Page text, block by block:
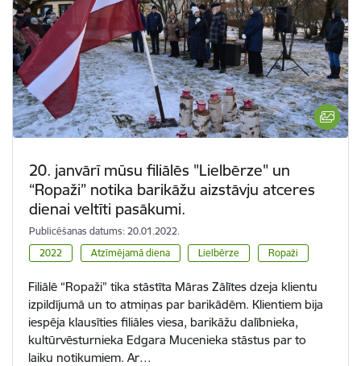
20. janvārī mūsu filiālēs "Lielbērze" un
“Ropaži” notika barikāžu aizstāvju atceres
dienai veltīti pasākumi.
Publicēšanas datums: 20.01.2022.
2022
Atzīmējamā diena Lielbērze Ropaži
Filiālē “Ropaži” tika stāstīta Māras Zālītes dzeja klientu
izpildījumā un to atmiņas par barikādēm. Klientiem bija
iespēja klausīties filiāles viesa, barikāžu dalībnieka,
kultūrvēsturnieka Edgara Mucenieka stāstus par to
laiku notikumiem. Ar…